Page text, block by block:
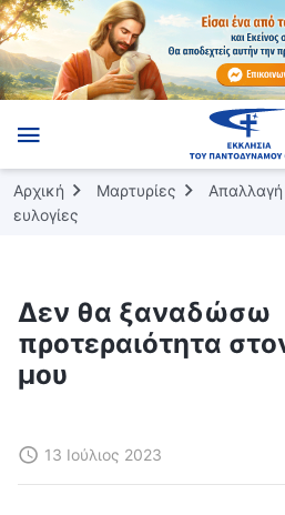
Αρχική Μαρτυρίες
Απαλλαγή
ευλογίες
Δεν θα ξαναδώσω
προτεραιότητα
μου
13 Ιούλιος 2023